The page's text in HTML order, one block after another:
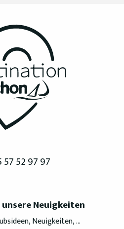
57 52 97 97
Neuigkeiten
Neuigkeiten, ...